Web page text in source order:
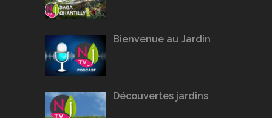
Bienvenue au Jardin
Découvertes jardins